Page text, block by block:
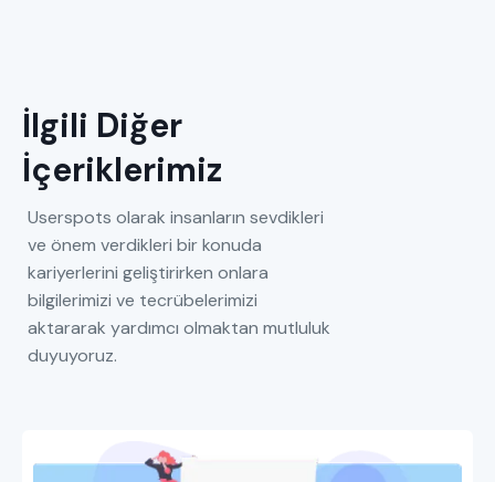
İlgili Diğer
İçeriklerimiz
Userspots olarak insanların sevdikleri
ve önem verdikleri bir konuda
kariyerlerini geliştirirken onlara
bilgilerimizi ve tecrübelerimizi
aktararak yardımcı olmaktan mutluluk
duyuyoruz.